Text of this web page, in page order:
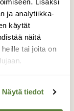
Lisäksi
ja analytiikka-
käytät
näitä
tai joita on
Näytä tiedot
luonnossa.